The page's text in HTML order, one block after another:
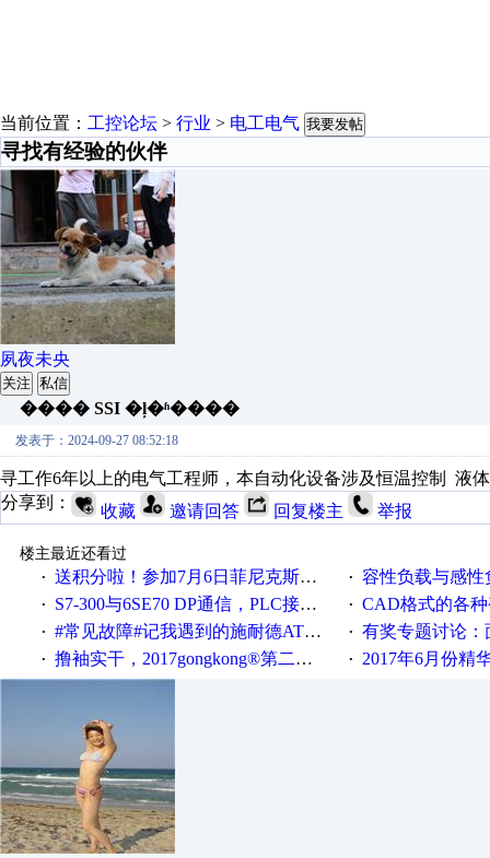
当前位置： 工控论坛 > 行业 > 电工电气 我要发帖
寻找有经验的伙伴
夙夜未央
关注 私信
���� SSI �ļ�ʱ����
发表于：2024-09-27 08:52:18
寻工作6年以上的电气工程师，本自动化设备涉及恒温控制 液
分享到：
收藏 邀请回答 回复楼主 举报
楼主最近还看过
· 送积分啦！参加7月6日菲尼克斯在线研讨会即得 · 容性负载与感性负
· S7-300与6SE70 DP通信，PLC接收到数据不稳定 · CAD格式的各
· #常见故障#记我遇到的施耐德ATV12变频器故障 · 有奖专题讨论：面对低压变
· 撸袖实干，2017gongkong®第二届智造工程师节正式起航！ · 2017年6月份精